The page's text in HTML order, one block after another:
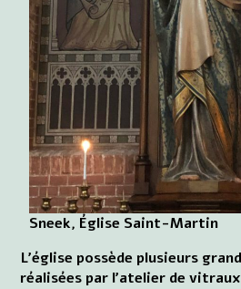
Sneek, Église Saint-Martin
L'église possède plusieurs
réalisées par l'atelier de